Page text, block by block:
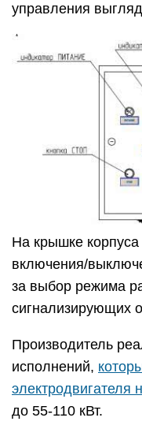
управления
На крышке
включения/
за выбор режима
сигнализирующих
Производитель
исполнений,
электродвигателя
до 55-110 кВт.